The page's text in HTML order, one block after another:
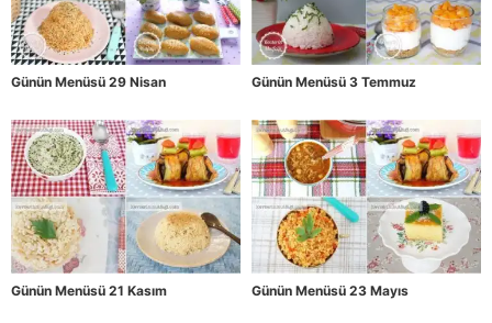
Günün Menüsü 29 Nisan Günün Menüsü 3 Temmuz
Günün Menüsü 21 Kasım Günün Menüsü 23 Mayıs